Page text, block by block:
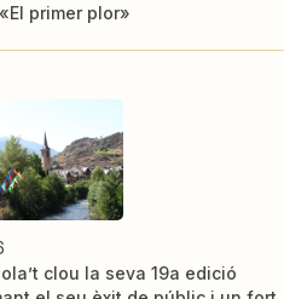
primer plor»
clou la seva 19a edició